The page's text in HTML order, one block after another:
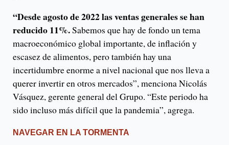
“Desde agosto de 2022 las ventas generales se han
reducido 11%.Sabemos que hay de fondo un tema
macroeconómico global importante, de inflación y
escasez de alimentos, pero también hay una
incertidumbre enorme a nivel nacional que nos lleva a
querer invertir en otros mercados”, menciona Nicolás
Vásquez, gerente general del Grupo. “Este periodo ha
sido incluso más difícil que la pandemia”, agrega.
NAVEGAR EN LA TORMENTA